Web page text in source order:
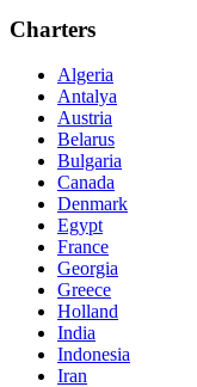
Charters
Algeria
Antalya
Austria
Belarus
Bulgaria
Canada
Denmark
Egypt
France
Georgia
Greece
Holland
India
Indonesia
Iran